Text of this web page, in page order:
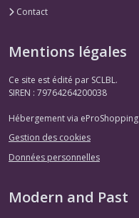
Contact
Mentions légales
Ce site est édité par SCLBL.
SIREN : 79764264200038
Hébergement via eProShopping
Gestion des cookies
Données personnelles
Modern and Past